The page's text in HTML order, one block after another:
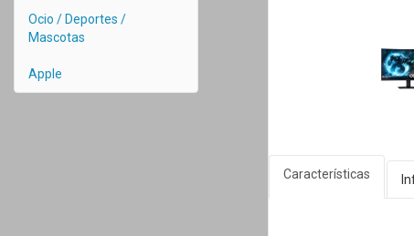
Ocio / Deportes /
Mascotas
Apple
Características